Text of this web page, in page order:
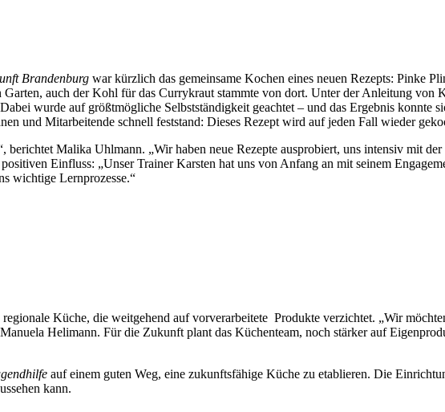
Brandenburg war kürzlich das gemeinsame Kochen eines neuen Rezepts: Pinke
auch der Kohl für das Currykraut stammte von dort. Unter der Anleitung von
wurde auf größtmögliche Selbstständigkeit geachtet – und das Ergebnis konnte
und Mitarbeitende schnell feststand: Dieses Rezept wird auf jeden Fall wieder
berichtet Malika Uhlmann. „Wir haben neue Rezepte ausprobiert, uns intensiv mit
Einfluss: „Unser Trainer Karsten hat uns von Anfang an mit seinem
wichtige Lernprozesse.“
Küche, die weitgehend auf vorverarbeitete Produkte verzichtet. „Wir
Helimann. Für die Zukunft plant das Küchenteam, noch stärker auf
auf einem guten Weg, eine zukunftsfähige Küche zu etablieren. Die
kann.